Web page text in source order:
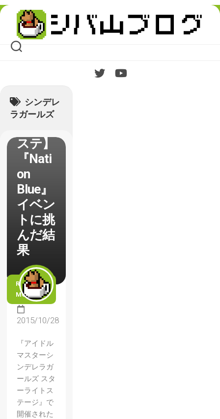
Skip
content
シンデレ
ラガールズ
ステ】
『Nati
on
Blue』
イベン
トに挑
んだ結
果
READ
MORE
2015/10/28
『アイドル
マスターシ
ンデレラガ
ールズ スタ
ーライトス
テージ』で
開催された